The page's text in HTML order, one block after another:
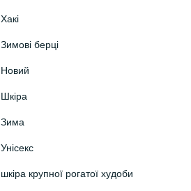
Хакі
Зимові берці
Новий
Шкіра
Зима
Унісекс
шкіра крупної рогатої худоби